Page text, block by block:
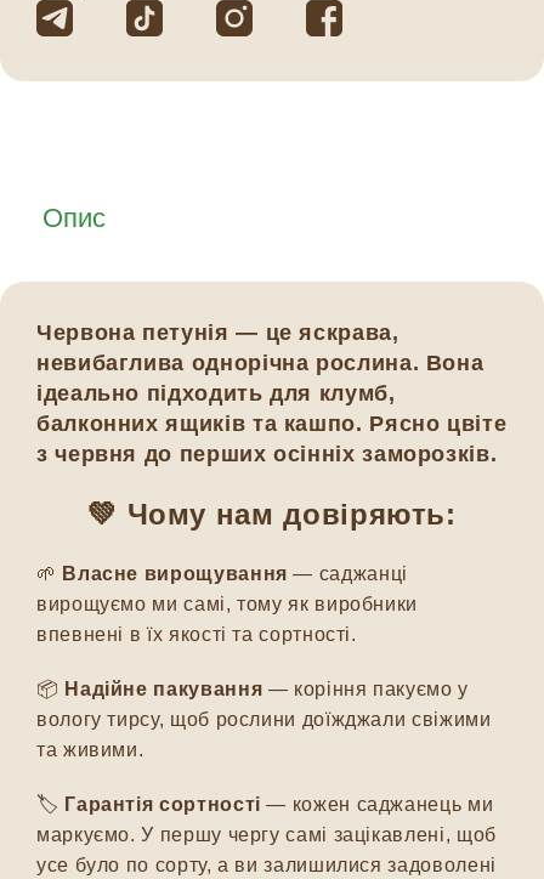
Опис
Червона петунія — це яскрава,
невибаглива однорічна рослина. Вона
ідеально підходить для клумб,
балконних ящиків та кашпо. Рясно цвіте
з червня до перших осінніх заморозків.
💚 Чому нам довіряють:
🌱 Власне вирощування — саджанці
вирощуємо ми самі, тому як виробники
впевнені в їх якості та сортності.
📦 Надійне пакування — коріння пакуємо у
вологу тирсу, щоб рослини доїжджали свіжими
та живими.
🏷️ Гарантія сортності — кожен саджанець ми
маркуємо. У першу чергу самі зацікавлені, щоб
усе було по сорту, а ви залишилися задоволені